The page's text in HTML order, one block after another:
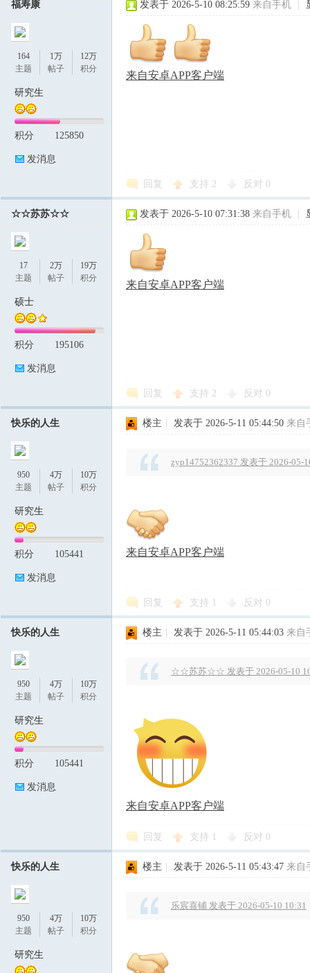
福寿康
164
主题
1万
帖子
12万
积分
研究生
积分 125850
发消息
发表于 2026-5-10 08:25:59 来自手机
来自安卓APP客户端
回复 支持 2 反对 0
☆☆苏苏☆☆
17
主题
2万
帖子
19万
积分
硕士
积分 195106
发消息
发表于 2026-5-10 07:31:38 来自手机
来自安卓APP客户端
回复 支持 2 反对 0
快乐的人生
950
主题
4万
帖子
10万
积分
研究生
积分 105441
发消息
楼主 发表于 2026-5-11 05:44:50 来自
zyp14752362337 发表于 2026-05-
来自安卓APP客户端
回复 支持 反对 0
快乐的人生
950
主题
4万
帖子
10万
积分
研究生
积分 105441
发消息
楼主 发表于 2026-5-11 05:44:03 来自
☆☆苏苏☆☆ 发表于 2026-05-10
来自安卓APP客户端
回复 支持 反对 0
快乐的人生
950
主题
4万
帖子
10万
积分
研究生
楼主 发表于 2026-5-11 05:43:47 来自
乐宸喜铺 发表于 2026-05-10 10:31